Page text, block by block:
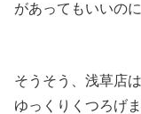
があってもいいのに
そうそう、浅草店
ゆっくりくつろげま